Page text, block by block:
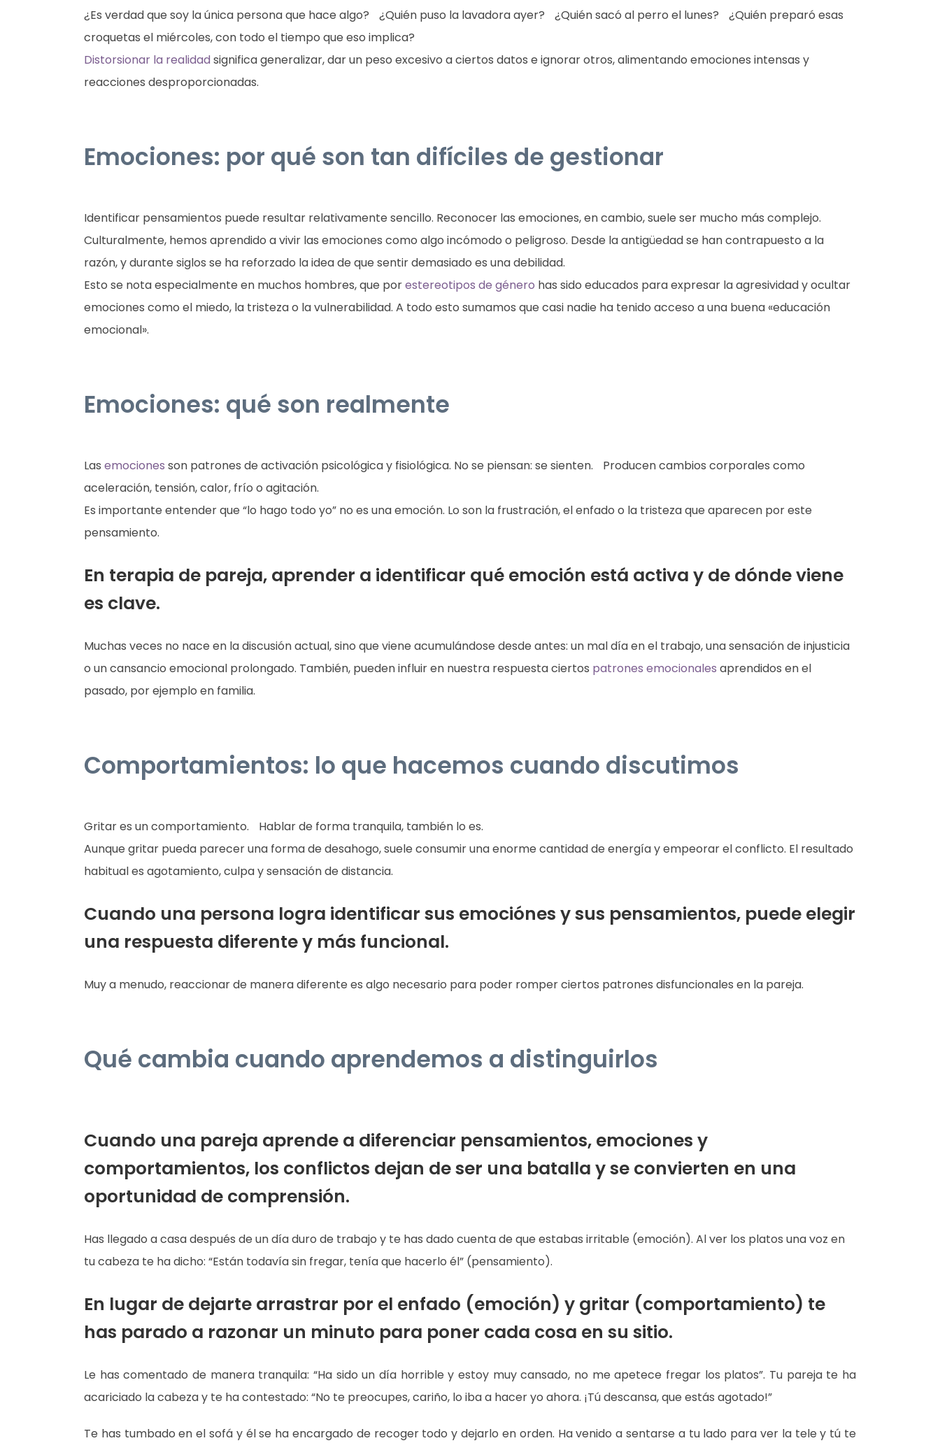
¿Es verdad que soy la única persona que hace algo? ¿Quién puso la lavadora ayer? ¿Quién sacó al perro el lunes? ¿Quién preparó esas
croquetas el miércoles, con todo el tiempo que eso implica?
Distorsionar la realidad significa generalizar, dar un peso excesivo a ciertos datos e ignorar otros, alimentando emociones intensas y
reacciones desproporcionadas.
Emociones: por qué son tan difíciles de gestionar
Identificar pensamientos puede resultar relativamente sencillo. Reconocer las emociones, en cambio, suele ser mucho más complejo.
Culturalmente, hemos aprendido a vivir las emociones como algo incómodo o peligroso. Desde la antigüedad se han contrapuesto a la
razón, y durante siglos se ha reforzado la idea de que sentir demasiado es una debilidad.
Esto se nota especialmente en muchos hombres, que porestereotipos de género has sido educados para expresar la agresividad y ocultar
emociones como el miedo, la tristeza o la vulnerabilidad. A todo esto sumamos que casi nadie ha tenido acceso a una buena «educación
emocional».
Emociones: qué son realmente
Las emociones son patrones de activación psicológica y fisiológica. No se piensan: se sienten. Producen cambios corporales como
aceleración, tensión, calor, frío o agitación.
Es importante entender que “lo hago todo yo” no es una emoción. Lo son la frustración, el enfado o la tristeza que aparecen por este
pensamiento.
En terapia de pareja, aprender a identificar qué emoción está activa y de dónde viene
es clave.
Muchas veces no nace en la discusión actual, sino que viene acumulándose desde antes: un mal día en el trabajo, una sensación de injusticia
o un cansancio emocional prolongado. También, pueden influir en nuestra respuesta ciertos patrones emocionales aprendidos en el
pasado, por ejemplo en familia.
Comportamientos: lo que hacemos cuando discutimos
Gritar es un comportamiento. Hablar de forma tranquila, también lo es.
Aunque gritar pueda parecer una forma de desahogo, suele consumir una enorme cantidad de energía y empeorar el conflicto. El resultado
habitual es agotamiento, culpa y sensación de distancia.
Cuando una persona logra identificar sus emociónes y sus pensamientos, puede elegir
una respuesta diferente y más funcional.
Muy a menudo, reaccionar de manera diferente es algo necesario para poder romper ciertos patrones disfuncionales en la pareja.
Qué cambia cuando aprendemos a distinguirlos
Cuando una pareja aprende a diferenciar pensamientos, emociones y
comportamientos, los conflictos dejan de ser una batalla y se convierten en una
oportunidad de comprensión.
Has llegado a casa después de un día duro de trabajo y te has dado cuenta de que estabas irritable (emoción). Al ver los platos una voz en
tu cabeza te ha dicho: “Están todavía sin fregar, tenía que hacerlo él” (pensamiento).
En lugar de dejarte arrastrar por el enfado (emoción) y gritar (comportamiento) te
has parado a razonar un minuto para poner cada cosa en su sitio.
Le has comentado de manera tranquila: “Ha sido un día horrible y estoy muy cansado, no me apetece fregar los platos”. Tu pareja te ha
acariciado la cabeza y te ha contestado: “No te preocupes, cariño, lo iba a hacer yo ahora. ¡Tú descansa, que estás agotado!”
Te has tumbado en el sofá y él se ha encargado de recoger todo y dejarlo en orden. Ha venido a sentarse a tu lado para ver la tele y tú te